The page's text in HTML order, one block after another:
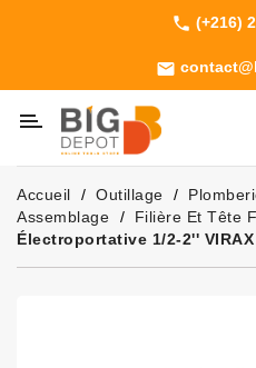
phone (+216)
email
Machines
Outillage
Jardinage
Consommables
Accueil Outillage
Assemblage
Filière Et Tête
Électroportative 1/2-2'' VIRAX